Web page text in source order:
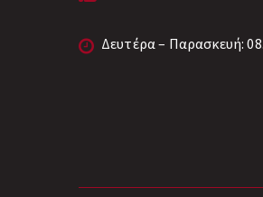
Δευτέρα – Παρασκευή: